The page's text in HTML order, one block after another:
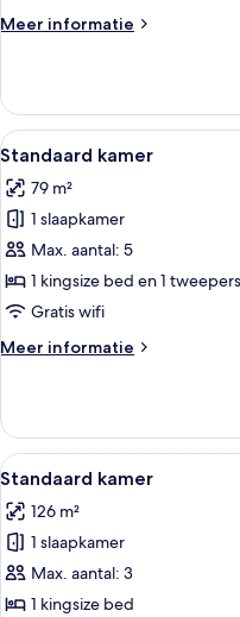
Meer informatie
Meer
(Kids
Suite)
Alle
foto's
voor
Standaard
kamer
laden
5
Standaard kamer
79 m²
1 slaapkamer
Max. aantal: 5
1 kingsize bed en 1
Gratis wifi
Meer informatie
Meer
kamer
Alle
foto's
voor
Standaard
kamer
laden
6
Standaard kamer
126 m²
1 slaapkamer
Max. aantal: 3
1 kingsize bed